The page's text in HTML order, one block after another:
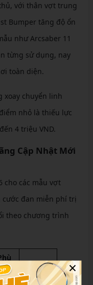
với thân vợt trung
Bumper tăng độ ổn
như Arcsaber 11
từng sử dụng, nay
toàn diện.
xoay chuyển linh
nhỏ là thiếu lực
4 triệu VND.
Cập Nhật Mới
cho các mẫu vợt
cước đan miễn phí trị
theo chương trình
Quà Tặng ×